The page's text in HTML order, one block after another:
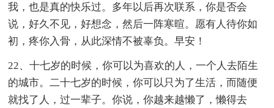
我，也是真的快乐过。多年以后再次联系，你是否会
说，好久不见，好想念，然后一阵寒暄。愿有人待你如
初，疼你入骨，从此深情不被辜负。早安！
22、十七岁的时候，你可以为喜欢的人，一个人去陌生
的城市。二十七岁的时候，你可以只为了生活，而随便
就找了人，过一辈子。你说，你越来越懒了，懒得去